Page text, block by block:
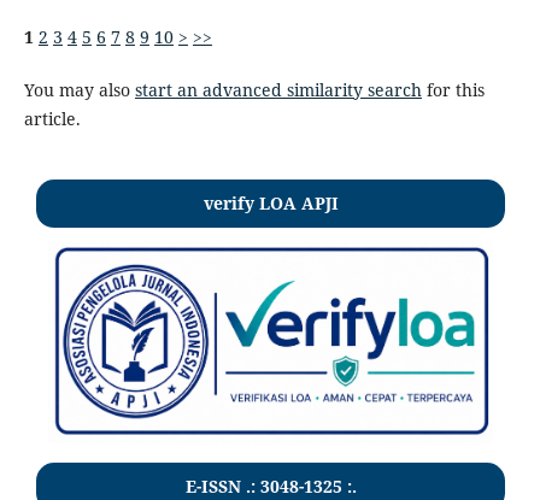
1 2 3 4 5 6 7 8 9 10 > >>
You may also start an advanced similarity searchfor this
article.
verify LOA APJI
E-ISSN .: 3048-1325 :.